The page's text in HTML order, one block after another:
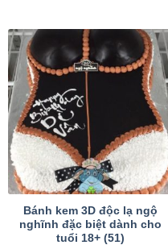
Bánh kem 3D độc lạ ngộ
nghĩnh đặc biệt dành cho
tuổi 18+ (51)